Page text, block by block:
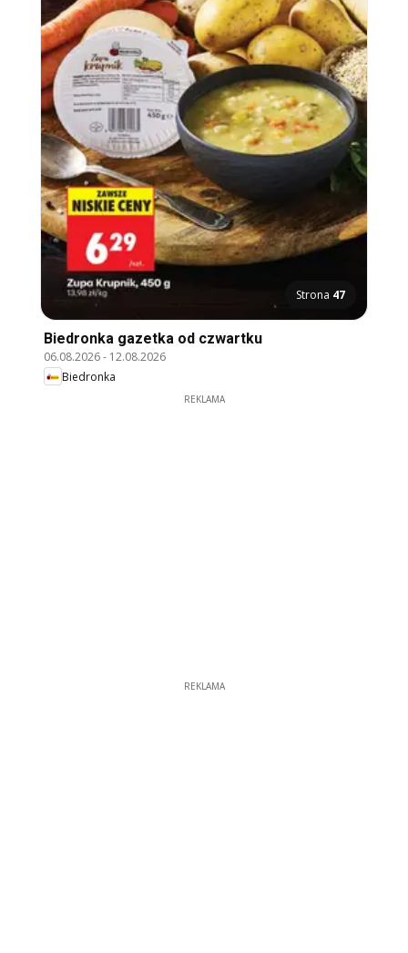
Strona 47
Biedronka gazetka od czwartku
06.08.2026- 12.08.2026
Biedronka
REKLAMA
REKLAMA